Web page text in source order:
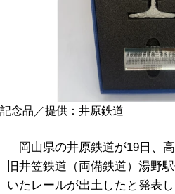
記念品／提供：井原鉄道
岡山県の井原鉄道が19日、高
旧井笠鉄道（両備鉄道）湯野
いたレールが出土したと発表し